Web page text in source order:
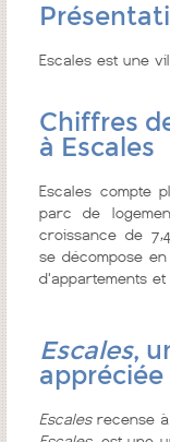
Escales est une
Chiffres
à Escales
Escales compte
parc de
croissance de
se décompose en
d'appartements et
Escales,
appréciée
Escalesrecense à